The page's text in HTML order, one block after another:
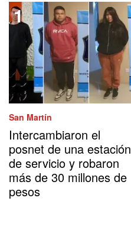
San Martín
Intercambiaron el
posnet de una estación
de servicio y robaron
más de 30 millones de
pesos